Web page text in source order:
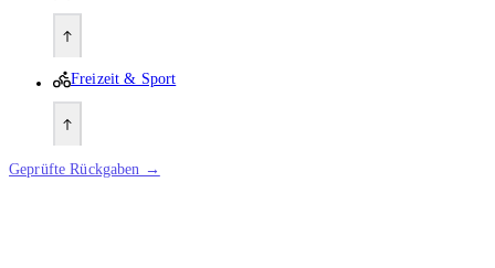
Freizeit & Sport
Geprüfte Rückgaben →